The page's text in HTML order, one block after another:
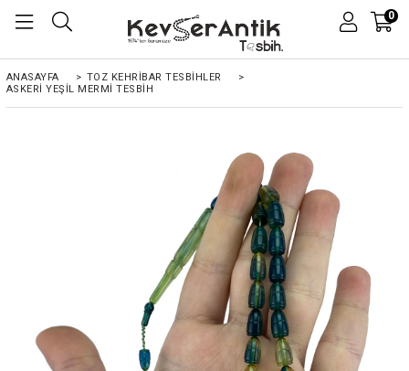
0
ANASAYFA > TOZ KEHRIBAR TESBIHLER
>
ASKERI YEŞIL MERMI TESBIH